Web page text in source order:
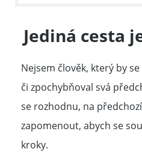
Jediná cesta
Nejsem člověk, který by
či zpochybňoval svá
se rozhodnu, na
zapomenout, abych se
kroky.